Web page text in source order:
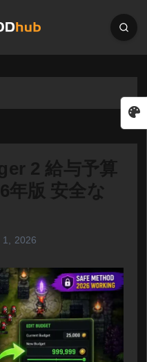
2 給与予算
年版 安全な
1, 2026